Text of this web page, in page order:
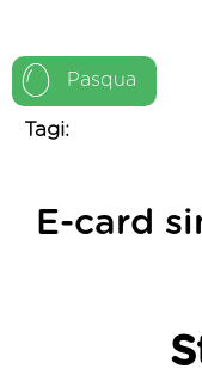
Pasqua
Tagi:
E-card